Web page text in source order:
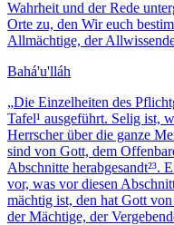
Wahrheit und der Rede
Orte zu, den Wir euch
Allmächtige, der
Bahá'u'lláh
„Die Einzelheiten des
Tafel¹ ausgeführt. Selig ist,
Herrscher über die ganze
sind von Gott, dem
Abschnitte herabgesandt²³.
vor, was vor diesen
mächtig ist, den hat Gott
der Mächtige, der